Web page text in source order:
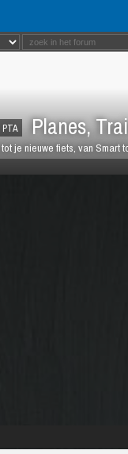
PTA Planes,
je nieuwe fiets, van Smart